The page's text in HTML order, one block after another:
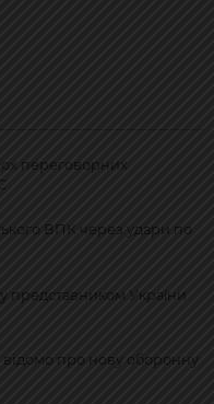
переговорних
ВПК через удари по
представником України
відомо про нову оборонну